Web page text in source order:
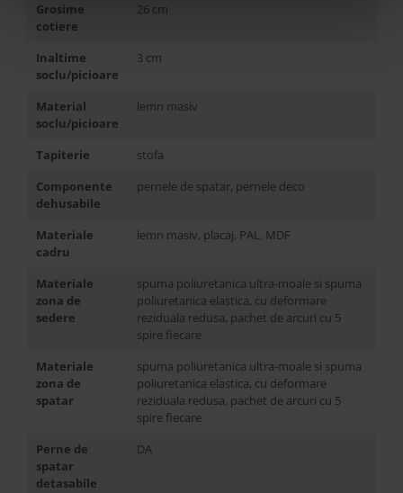
Grosime
cotiere
26 cm
Inaltime
soclu/picioare
3 cm
Material
soclu/picioare
lemn masiv
Tapiterie
stofa
Componente
dehusabile
pernele de spatar, pernele deco
Materiale
cadru
lemn masiv, placaj, PAL, MDF
Materiale
zona de
sedere
spuma poliuretanica ultra-moale si spuma
poliuretanica elastica, cu deformare
reziduala redusa, pachet de arcuri cu 5
spire fiecare
Materiale
zona de
spatar
spuma poliuretanica ultra-moale si spuma
poliuretanica elastica, cu deformare
reziduala redusa, pachet de arcuri cu 5
spire fiecare
Perne de
spatar
detasabile
DA